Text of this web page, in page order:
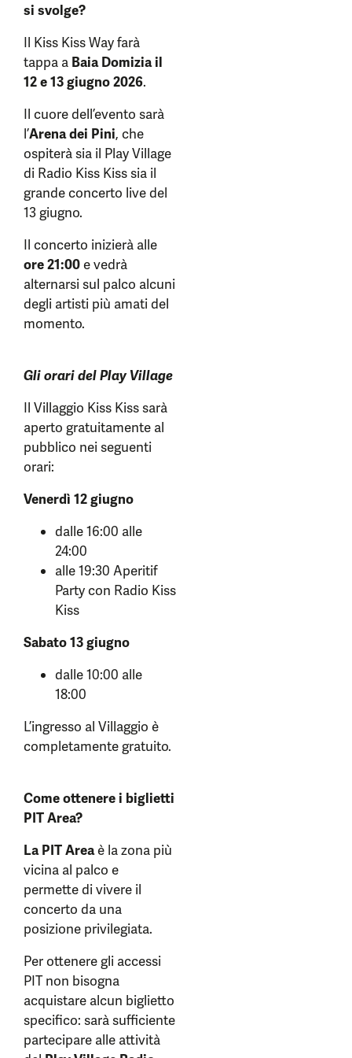
si svolge?
Il Kiss Kiss Way farà
tappa a Baia Domizia il
12 e 13 giugno 2026.
Il cuore dell’evento sarà
l’Arena dei Pini, che
ospiterà sia il Play Village
di Radio Kiss Kiss sia il
grande concerto live del
13 giugno.
Il concerto inizierà alle
ore 21:00e vedrà
alternarsi sul palco alcuni
degli artisti più amati del
momento.
Gli orari del Play Village
Il Villaggio Kiss Kiss sarà
aperto gratuitamente al
pubblico nei seguenti
orari:
Venerdì 12 giugno
dalle 16:00 alle
24:00
alle 19:30 Aperitif
Party con Radio Kiss
Kiss
Sabato 13 giugno
dalle 10:00 alle
18:00
L’ingresso al Villaggio è
completamente gratuito.
Come ottenere i biglietti
PIT Area?
La PIT Areaè la zona più
vicina al palco e
permette di vivere il
concerto da una
posizione privilegiata.
Per ottenere gli accessi
PIT non bisogna
acquistare alcun biglietto
specifico: sarà sufficiente
partecipare alle attività